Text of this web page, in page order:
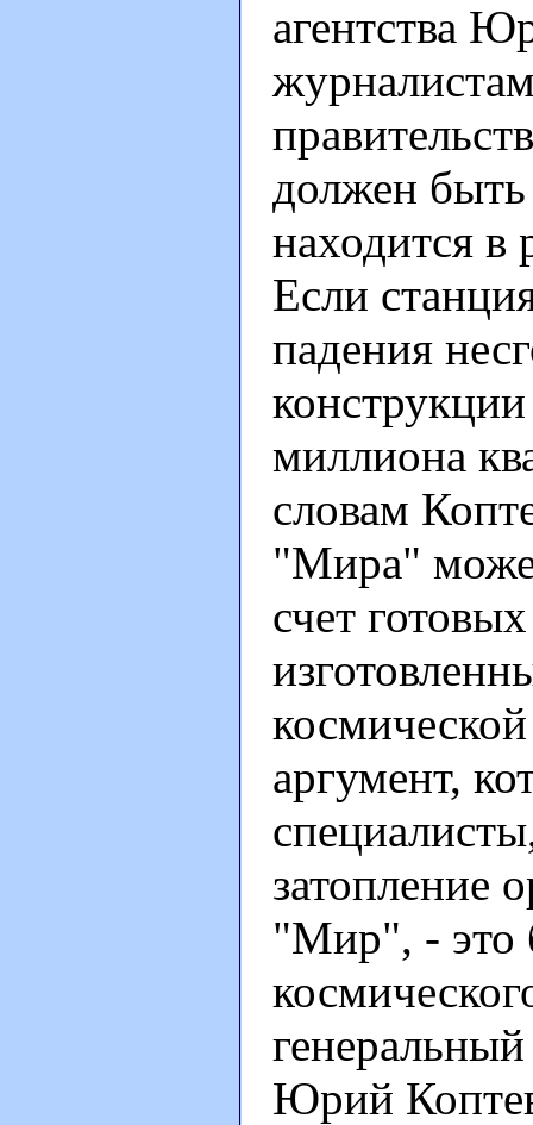
агентства
должен
находится в
Если
падения
миллиона
словам
"Мира"
счет
аргумент,
затопление
"Мир", - это
Юрий